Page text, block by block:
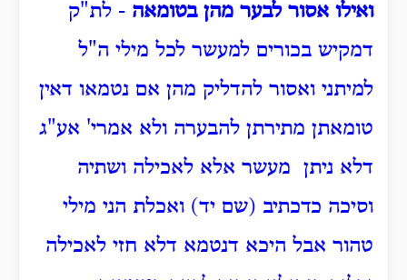
ואילו אסור לבער מהן בטומאה - לת"ק
דמקיש בכורים למעשר לכל מילי ה"ל
למיתני ואסור להדליק מהן אם נטמאו דאין
טומאתן מתירתן להבערה ולא אמרי' אע"ג
דלא ניתן מעשר אלא לאכילה ושתיה
וסיכה כדכתיב (שם יד) ואכלת הני מילי
טהור אבל היכא דנטמא דלא חזי לאכילה